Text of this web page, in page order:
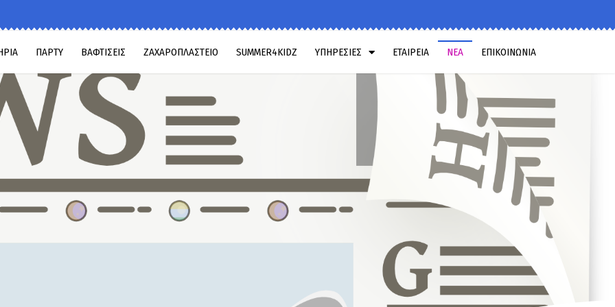
ΠΑΡΤΥ ΒΑΦΤΙΣΕΙΣ ΖΑΧΑΡΟΠΛΑΣΤΕΙΟ SUMMER4KIDZ ΥΠΗΡΕΣΙΕΣ ΕΤΑΙΡΕΙΑ ΝΕΑ ΕΠΙΚΟΙΝΩΝΙΑ